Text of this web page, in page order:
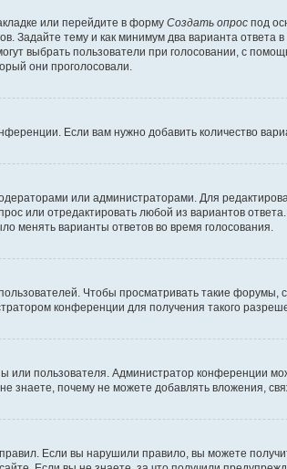
или перейдите в форму Создать опрос под
Задайте тему и как минимум два варианта
выбрать пользователи при голосовании, с
они проголосовали.
Если вам нужно добавить количество
или администраторами. Для
или отредактировать любой из вариантов
менять варианты ответов во время голосования.
Чтобы просматривать такие форумы,
конференции для получения такого
пользователя. Администратор конференции
знаете, почему не можете добавлять вложения,
Если вы нарушили правило, вы можете